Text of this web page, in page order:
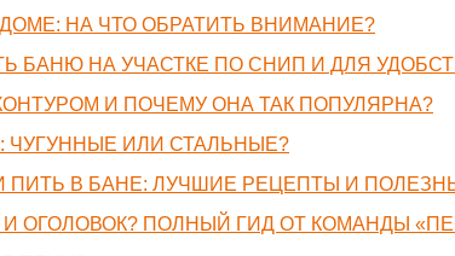
НА ЧТО ОБРАТИТЬ ВНИМАНИЕ?
БАНЮ НА УЧАСТКЕ ПО СНИП И ДЛЯ
И ПОЧЕМУ ОНА ТАК ПОПУЛЯРНА?
ЧУГУННЫЕ ИЛИ СТАЛЬНЫЕ?
ПИТЬ В БАНЕ: ЛУЧШИЕ РЕЦЕПТЫ И
ОГОЛОВОК? ПОЛНЫЙ ГИД ОТ КОМАНДЫ